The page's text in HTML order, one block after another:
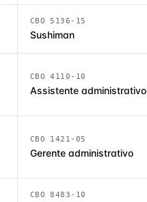
CBO 5136-15
Sushiman
CBO 4110-10
Assistente administrativo
CBO 1421-05
Gerente administrativo
CBO 8483-10